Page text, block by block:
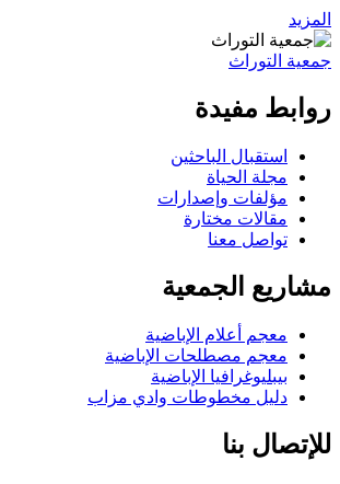
المزيد
جمعية التوراث
روابط مفيدة
استقبال الباحثين
مجلة الحياة
مؤلفات وإصدارات
مقالات مختارة
تواصل معنا
مشاريع الجمعية
معجم أعلام الإباضية
معجم مصطلحات الإباضية
بيبليوغرافيا الإباضية
دليل مخطوطات وادي مزاب
للإتصال بنا